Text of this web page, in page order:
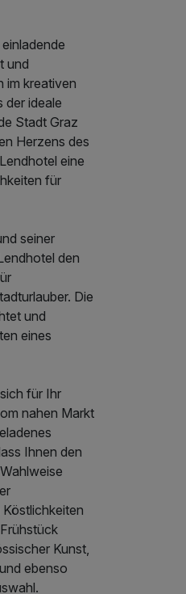
und
im kreativen
der ideale
Stadt Graz
Herzens des
eine
für
seiner
den
Die
und
eines
für Ihr
nahen Markt
Ihnen den
Kunst,
ebenso